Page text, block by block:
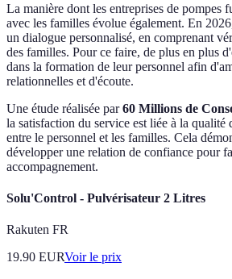
La manière dont les entreprises de pompes
avec les familles évolue également. En
un dialogue personnalisé, en comprenant
des familles. Pour ce faire, de plus en plus
dans la formation de leur personnel afin
relationnelles et d'écoute.
Une étude réalisée par60 Millions de
la satisfaction du service est liée à la qualité
entre le personnel et les familles. Cela
développer une relation de confiance pour
accompagnement.
Solu'Control - Pulvérisateur 2 Litres
Rakuten FR
19.90 EURVoir le prix